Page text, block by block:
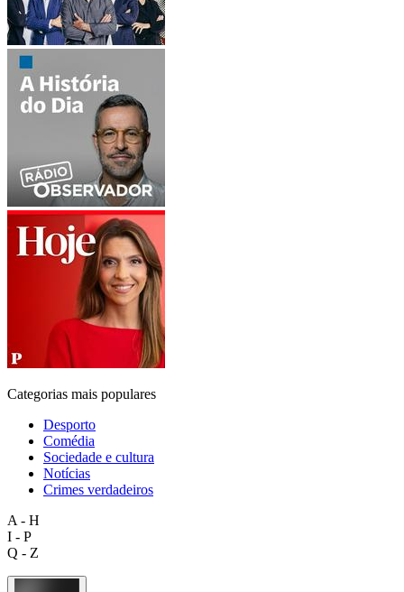
Categorias mais populares
Desporto
Comédia
Sociedade e cultura
Notícias
Crimes verdadeiros
A - H
I - P
Q - Z